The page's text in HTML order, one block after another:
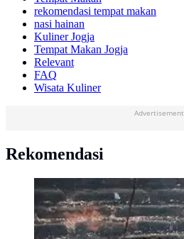
rekomendasi tempat makan
nasi hainan
Kuliner Jogja
Tempat Makan Jogja
Relevant
FAQ
Wisata Kuliner
Advertisement
Rekomendasi